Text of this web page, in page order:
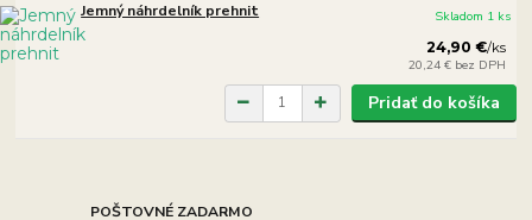
Jemný náhrdelník prehnit
24,90 €/ks
20,24 € bez DPH
Skladom 1 ks
Pridať do košíka
POŠTOVNÉ ZADARMO